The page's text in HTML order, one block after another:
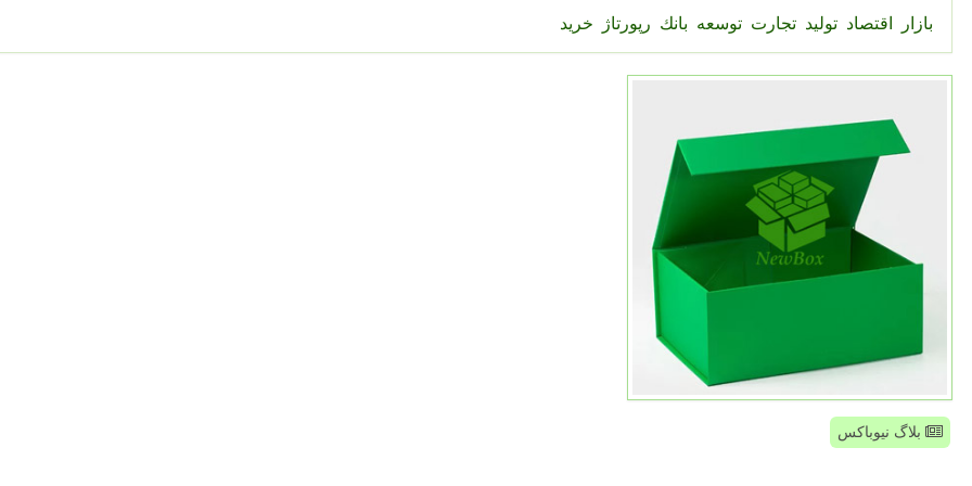
بازار اقتصاد تولید تجارت توسعه بانك رپورتاژ خرید
بلاگ نیوباکس